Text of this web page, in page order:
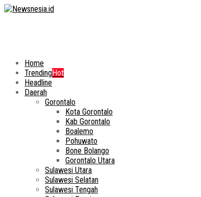
Home
TrendingHot
Headline
Daerah
Gorontalo
Kota Gorontalo
Kab Gorontalo
Boalemo
Pohuwato
Bone Bolango
Gorontalo Utara
Sulawesi Utara
Sulawesi Selatan
Sulawesi Tengah